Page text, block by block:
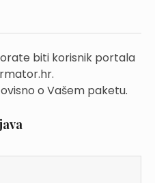
biti korisnik portala
o Vašem paketu.